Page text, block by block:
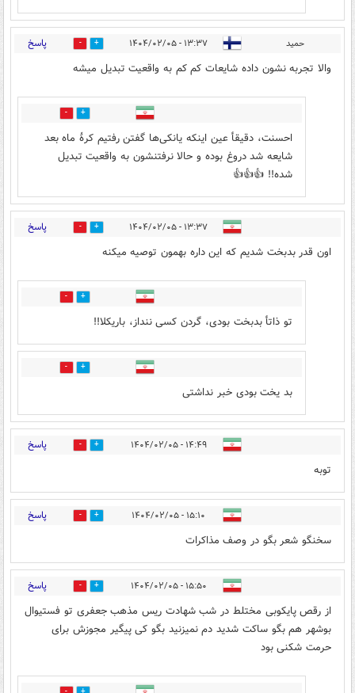
حمید ۱۳:۳۷ - ۱۴۰۴/۰۲/۰۵ 4 پاسخ
والا تجربه نشون داده شایعات کم کم به واقعیت تبدیل میشه
2
احسنت، دقيقأ عین اینکه یانکی‌ها گفتن رفتیم کرهٔ ماه بعد
شایعه شد دروغ بوده و حالا نرفتنشون به واقعیت تبدیل
شده!! 👍👍👍
۱۳:۳۷ - ۱۴۰۴/۰۲/۰۵ 7 پاسخ
اون قدر بدبخت شدیم که این داره بهمون توصیه میکنه
3
تو ذاتأ بدبخت بودی، گردن کسی ننداز، باریکلا!!
0
بد یخت بودی خبر نداشتی
۱۴:۴۹ - ۱۴۰۴/۰۲/۰۵ 1 پاسخ
توبه
۱۵:۱۰ - ۱۴۰۴/۰۲/۰۵ 2 پاسخ
سخنگو شعر بگو در وصف مذاکرات
۱۵:۵۰ - ۱۴۰۴/۰۲/۰۵ 10 پاسخ
از رقص پایکوبی مختلط در شب شهادت ریس مذهب جعفری تو فستیوال
بوشهر هم بگو ساکت شدید دم نمیزنید بگو کی پیگیر مجوزش برای
حرمت شکنی بود